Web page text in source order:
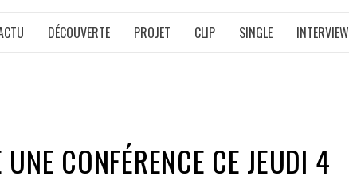
DÉCOUVERTE PROJET CLIP SINGLE INTERVIEW
CONFÉRENCE CE JEUDI 4